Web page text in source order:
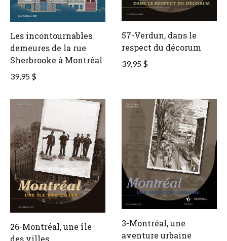
Les incontournables
demeures de la rue
Sherbrooke à Montréal
39,95 $
57-Verdun, dans le
respect du décorum
39,95 $
26-Montréal, une île
3-Montréal, une
aventure urbaine